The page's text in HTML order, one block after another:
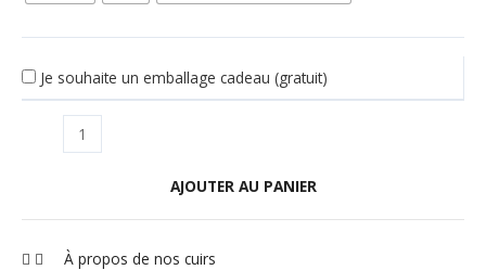
Je souhaite un emballage cadeau (gratuit)
AJOUTER AU PANIER
À propos de nos cuirs